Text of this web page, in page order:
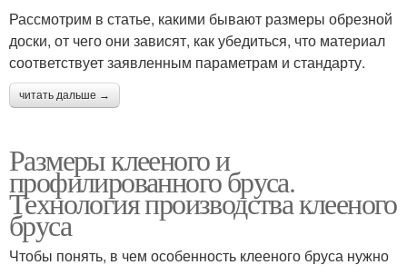
Рассмотрим в статье, какими бывают размеры обрезной
доски, от чего они зависят, как убедиться, что материал
соответствует заявленным параметрам и стандарту.
читать дальше →
Размеры клееного и
профилированного бруса.
Технология производства клееного
бруса
Чтобы понять, в чем особенность клееного бруса нужно